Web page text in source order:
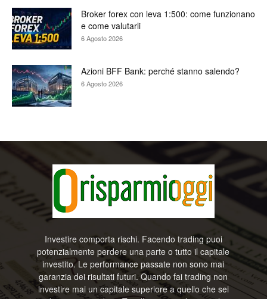
Broker forex con leva 1:500: come funzionano
e come valutarli
6 Agosto 2026
Azioni BFF Bank: perché stanno salendo?
6 Agosto 2026
Investire comporta rischi. Facendo trading puoi
potenzialmente perdere una parte o tutto il capitale
investito. Le performance passate non sono mai
garanzia dei risultati futuri. Quando fai trading non
investire mai un capitale superiore a quello che sei